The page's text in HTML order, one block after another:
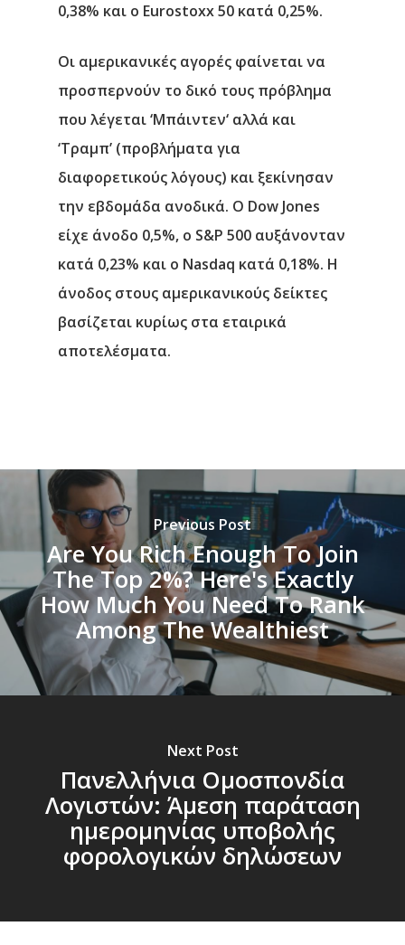
0,38% και ο Eurostoxx 50 κατά 0,25%.
Οι αμερικανικές αγορές φαίνεται να
προσπερνούν το δικό τους πρόβλημα
που λέγεται ‘Μπάιντεν‘ αλλά και
‘Τραμπ’ (προβλήματα για
διαφορετικούς λόγους) και ξεκίνησαν
την εβδομάδα ανοδικά. Ο Dow Jones
είχε άνοδο 0,5%, ο S&P 500 αυξάνονταν
κατά 0,23% και ο Nasdaq κατά 0,18%. Η
άνοδος στους αμερικανικούς δείκτες
βασίζεται κυρίως στα εταιρικά
αποτελέσματα.
Previous Post
Are You Rich Enough To Join
The Top 2%? Here's Exactly
How Much You Need To Rank
Among The Wealthiest
Next Post
Πανελλήνια Ομοσπονδία
Λογιστών: Άμεση παράταση
ημερομηνίας υποβολής
φορολογικών δηλώσεων